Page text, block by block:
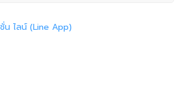
น ไลน์ (Line App)